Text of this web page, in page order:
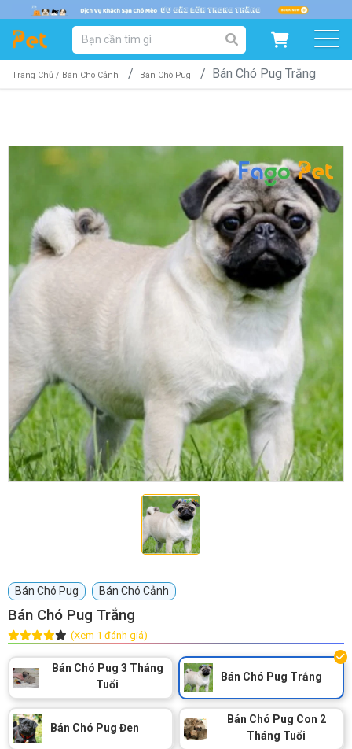
DANH MỤC SẢN PHẨM
SẢN PHẨM DÀNH CHO MÈO SẢN PHẨM DÀNH CHO CHÓ
GIỚI THIỆU
DỊCH VỤ
Khách sạn chó mèo
Dịch vụ cắt tỉa lông chó
Dịch vụ huấn luyện chó
Dịch vụ mua bán chó
mèo
TIN TỨC
spa cho thú cưng
Thông tin về chó
Trang Chủ / Bán Chó Cảnh Bán Chó Pug Bán Chó Pug Trắng
Bán Chó Pug Bán Chó Cảnh
Bán Chó Pug Trắng
(Xem 1 đánh giá)
Bán Chó Pug 3 Tháng
Tuổi
Bán Chó Pug Trắng
Bán Chó Pug Đen
Bán Chó Pug Con 2
Tháng Tuổi